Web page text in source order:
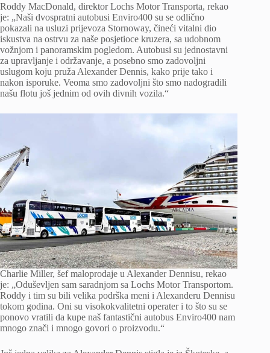
Roddy MacDonald, direktor Lochs Motor Transporta, rekao
je: „Naši dvospratni autobusi Enviro400 su se odlično
pokazali na usluzi prijevoza Stornoway, čineći vitalni dio
iskustva na ostrvu za naše posjetioce kruzera, sa udobnom
vožnjom i panoramskim pogledom. Autobusi su jednostavni
za upravljanje i održavanje, a posebno smo zadovoljni
uslugom koju pruža Alexander Dennis, kako prije tako i
nakon isporuke. Veoma smo zadovoljni što smo nadogradili
našu flotu još jednim od ovih divnih vozila.“
Charlie Miller, šef maloprodaje u Alexander Dennisu, rekao
je: „Oduševljen sam saradnjom sa Lochs Motor Transportom.
Roddy i tim su bili velika podrška meni i Alexanderu Dennisu
tokom godina. Oni su visokokvalitetni operater i to što su se
ponovo vratili da kupe naš fantastični autobus Enviro400 nam
mnogo znači i mnogo govori o proizvodu.“